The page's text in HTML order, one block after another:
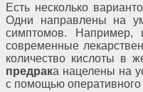
Есть несколько
Одни направлены на
симптомов. Например,
современные
количество кислоты в
предрака нацелены на
с помощью